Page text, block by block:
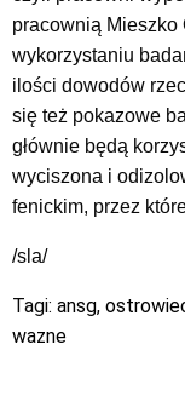
pracownią Mieszko
wykorzystaniu
ilości dowodów
się też pokazowe
głównie będą
wyciszona i
fenickim, przez
/sla/
Tagi: ansg,
wazne